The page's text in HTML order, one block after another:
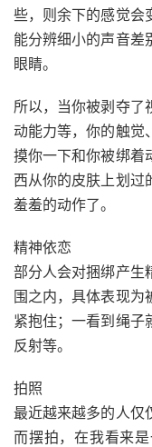
些，则余下的感觉会
能分辨细小的声音差
眼睛。
所以，当你被剥夺了
动能力等，你的触觉
摸你一下和你被绑着
西从你的皮肤上划过
羞羞的动作了。
精神依恋
部分人会对捆绑产生
围之内，具体表现为
紧抱住；一看到绳子
反射等。
拍照
最近越来越多的人仅
而摆拍，在我看来